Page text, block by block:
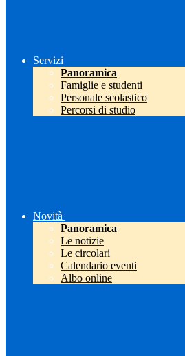
Servizi
Panoramica
Famiglie e studenti
Personale scolastico
Percorsi di studio
Novità
Panoramica
Le notizie
Le circolari
Calendario eventi
Albo online